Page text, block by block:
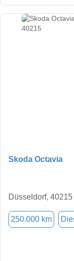
Skoda Octavia
Düsseldorf, 40215
250.000 km